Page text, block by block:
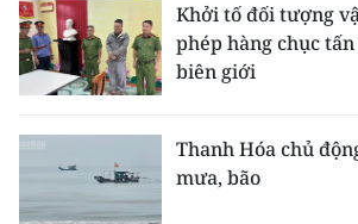
Khởi tố đối tượng
phép hàng chục
biên giới
Thanh Hóa chủ
mưa, bão